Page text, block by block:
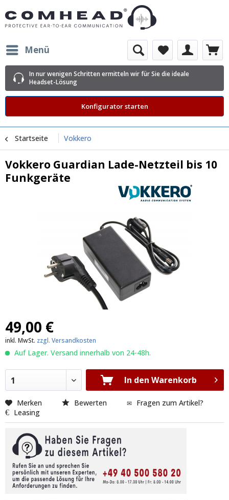
Menü
In nur wenigen Schritten ermitteln wir für Sie die ideale
Headset-Lösung
Konfigurator starten
Startseite Vokkero
Vokkero Guardian Lade-Netzteil bis 10
Funkgeräte
49,00 €
inkl. MwSt. zzgl. Versandkosten
Auf Lager. Versand innerhalb von 24-48h.
1 In den Warenkorb
Merken Bewerten
Fragen zum Artikel?
Leasing